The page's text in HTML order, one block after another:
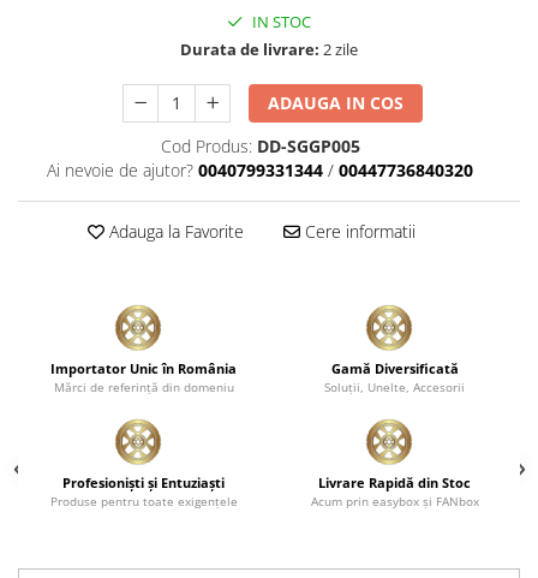
IN STOC
Durata de livrare: 2 zile
ADAUGA IN COS
Cod Produs: DD-SGGP005
Ai nevoie de ajutor? 0040799331344 / 00447736840320
Adauga la Favorite Cere informatii
Importator Unic în România
Mărci de referinţă din domeniu
Gamă Diversificată
Soluţii, Unelte, Accesorii
Profesionişti şi Entuziaşti
Produse pentru toate exigenţele
Livrare Rapidă din Stoc
Acum prin easybox şi FANbox